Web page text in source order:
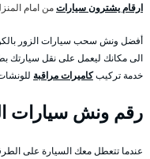
ارقام يشترون سياراتمن امام
أفضل ونش سحب سيارات الزور
الى مكانك ليعمل على نقل سيارتك
خدمة تركيبكاميرات مراقبة
رقم ونش سيارات
عندما تتعطل معك السيارة على